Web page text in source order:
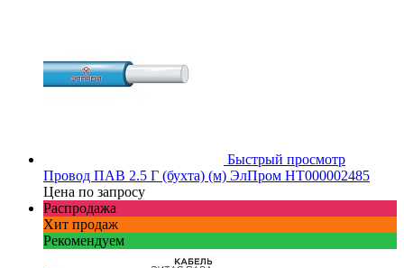
Быстрый просмотр
Провод ПАВ 2.5 Г (бухта) (м) ЭлПром НТ000002485
Цена по запросу
Распродажа
Хит продаж
Рекомендуем